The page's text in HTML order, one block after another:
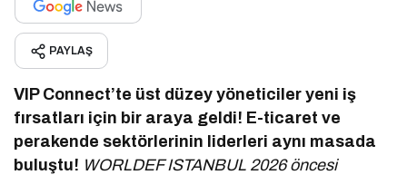
PAYLAŞ
VIP Connect’te üst düzey yöneticiler yeni iş
fırsatları için bir araya geldi! E-ticaret ve
perakende sektörlerinin liderleri aynı masada
buluştu! WORLDEF ISTANBUL 2026 öncesi